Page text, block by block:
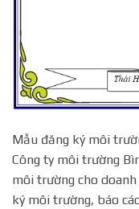
Mẫu đăng ký môi
Công ty môi trường
môi trường cho
ký môi trường, báo